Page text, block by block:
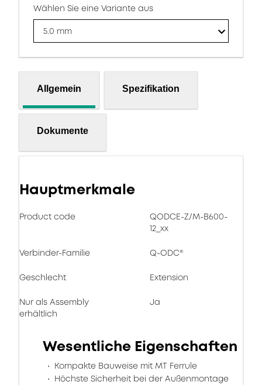
Wählen Sie eine Variante aus
5.0 mm
Allgemein Spezifikation
Dokumente
Hauptmerkmale
Product code
QODCE-Z/M-B600-
12_xx
Verbinder-Familie Q-ODC®
Geschlecht Extension
Nur als Assembly
erhältlich
Ja
Wesentliche Eigenschaften
Kompakte Bauweise mit MT Ferrule
Höchste Sicherheit bei der Außenmontage